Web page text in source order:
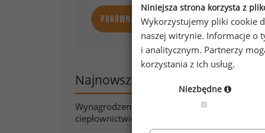
Najnowsze artykuły
Wynagrodzenia w energetyce i
ciepłownictwie wiosną 2026
Niniejsza strona korzysta z
Wykorzystujemy pliki cookie
naszej witrynie. Informacje o
i analitycznym. Partnerzy
korzystania z ich usług.
Niezbędne